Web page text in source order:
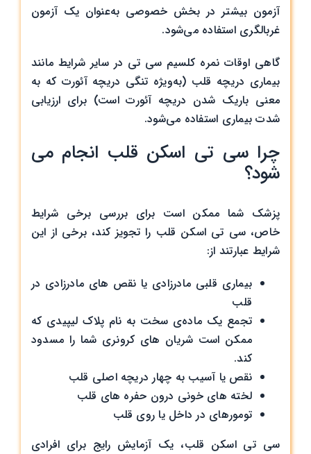
آزمون بیشتر در بخش خصوصی به‌عنوان یک آزمون
غربالگری استفاده می‌شود.
گاهی اوقات نمره کلسیم سی تی در سایر شرایط مانند
بیماری دریچه قلب (به‌ویژه تنگی دریچه آئورت که به
معنی باریک شدن دریچه آئورت است) برای ارزیابی
شدت بیماری استفاده می‌شود.
چرا سی تی اسکن قلب انجام می
شود؟
پزشک شما ممکن است برای بررسی برخی شرایط
خاص، سی تی اسکن قلب را تجویز کند، برخی از این
شرایط عبارتند از:
بیماری قلبی مادرزادی یا نقص های مادرزادی در
قلب
تجمع یک ماده‌ی سخت به نام پلاک لیپیدی که
ممکن است شریان های کرونری شما را مسدود
کند.
نقص یا آسیب به چهار دریچه اصلی قلب
لخته های خونی درون حفره های قلب
تومورهای در داخل یا روی قلب
سی تی اسکن قلب، یک آزمایش رایج برای افرادی